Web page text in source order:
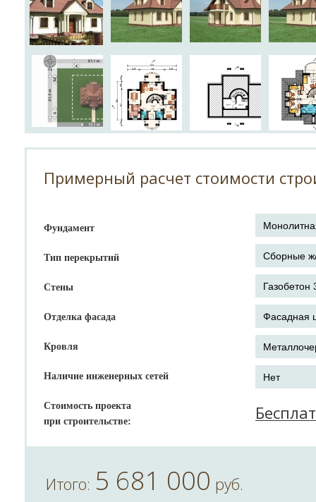
Примерный расчет стоимости
Фундамент
Тип перекрытий
Стены
Отделка фасада
Кровля
Наличие инженерных сетей
Стоимость проекта
при строительстве:
Итого: 5 681 000 руб.